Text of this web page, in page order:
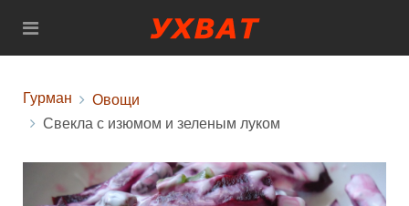
Гурман
Овощи
Свекла с изюмом и зеленым луком